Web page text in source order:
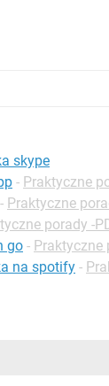
skype
- Praktyczne
- Praktyczne
porady -
go - Praktyczne
na spotify -